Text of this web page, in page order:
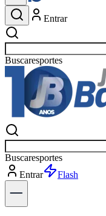
Entrar
Buscarpolí
Buscarpolí
Entrar
Explorar